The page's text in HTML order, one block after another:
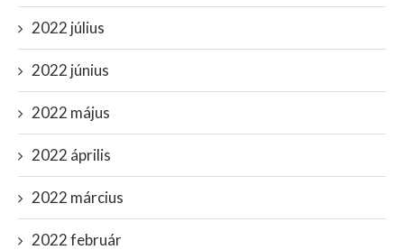
2022 július
2022 június
2022 május
2022 április
2022 március
2022 február